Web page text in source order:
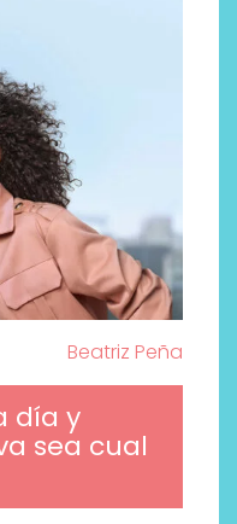
Beatriz Peña
día y
sea cual